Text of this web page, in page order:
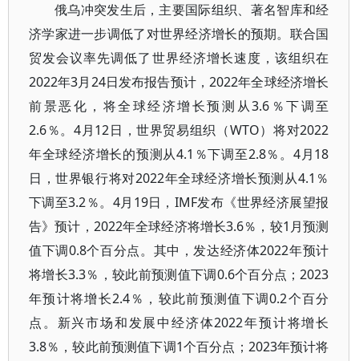
俄乌冲突发生后，主要国际组织、著名智库和经
济学家进一步调低了对世界经济增长的预期。联合国
贸发会议率先调低了世界经济增长速度，该组织在
2022年3月24日发布报告预计，2022年全球经济增长
前景恶化，将全球经济增长预测从3.6％下调至
2.6％。4月12日，世界贸易组织（WTO）将对2022
年全球经济增长的预测从4.1％下调至2.8％。4月18
日，世界银行将对2022年全球经济增长预测从4.1％
下调至3.2％。4月19日，IMF发布《世界经济展望报
告》预计，2022年全球经济将增长3.6％，较1月预测
值下调0.8个百分点。其中，发达经济体2022年预计
将增长3.3％，较此前预测值下调0.6个百分点；2023
年预计将增长2.4％，较此前预测值下调0.2个百分
点。新兴市场和发展中经济体2022年预计将增长
3.8％，较此前预测值下调1个百分点；2023年预计将